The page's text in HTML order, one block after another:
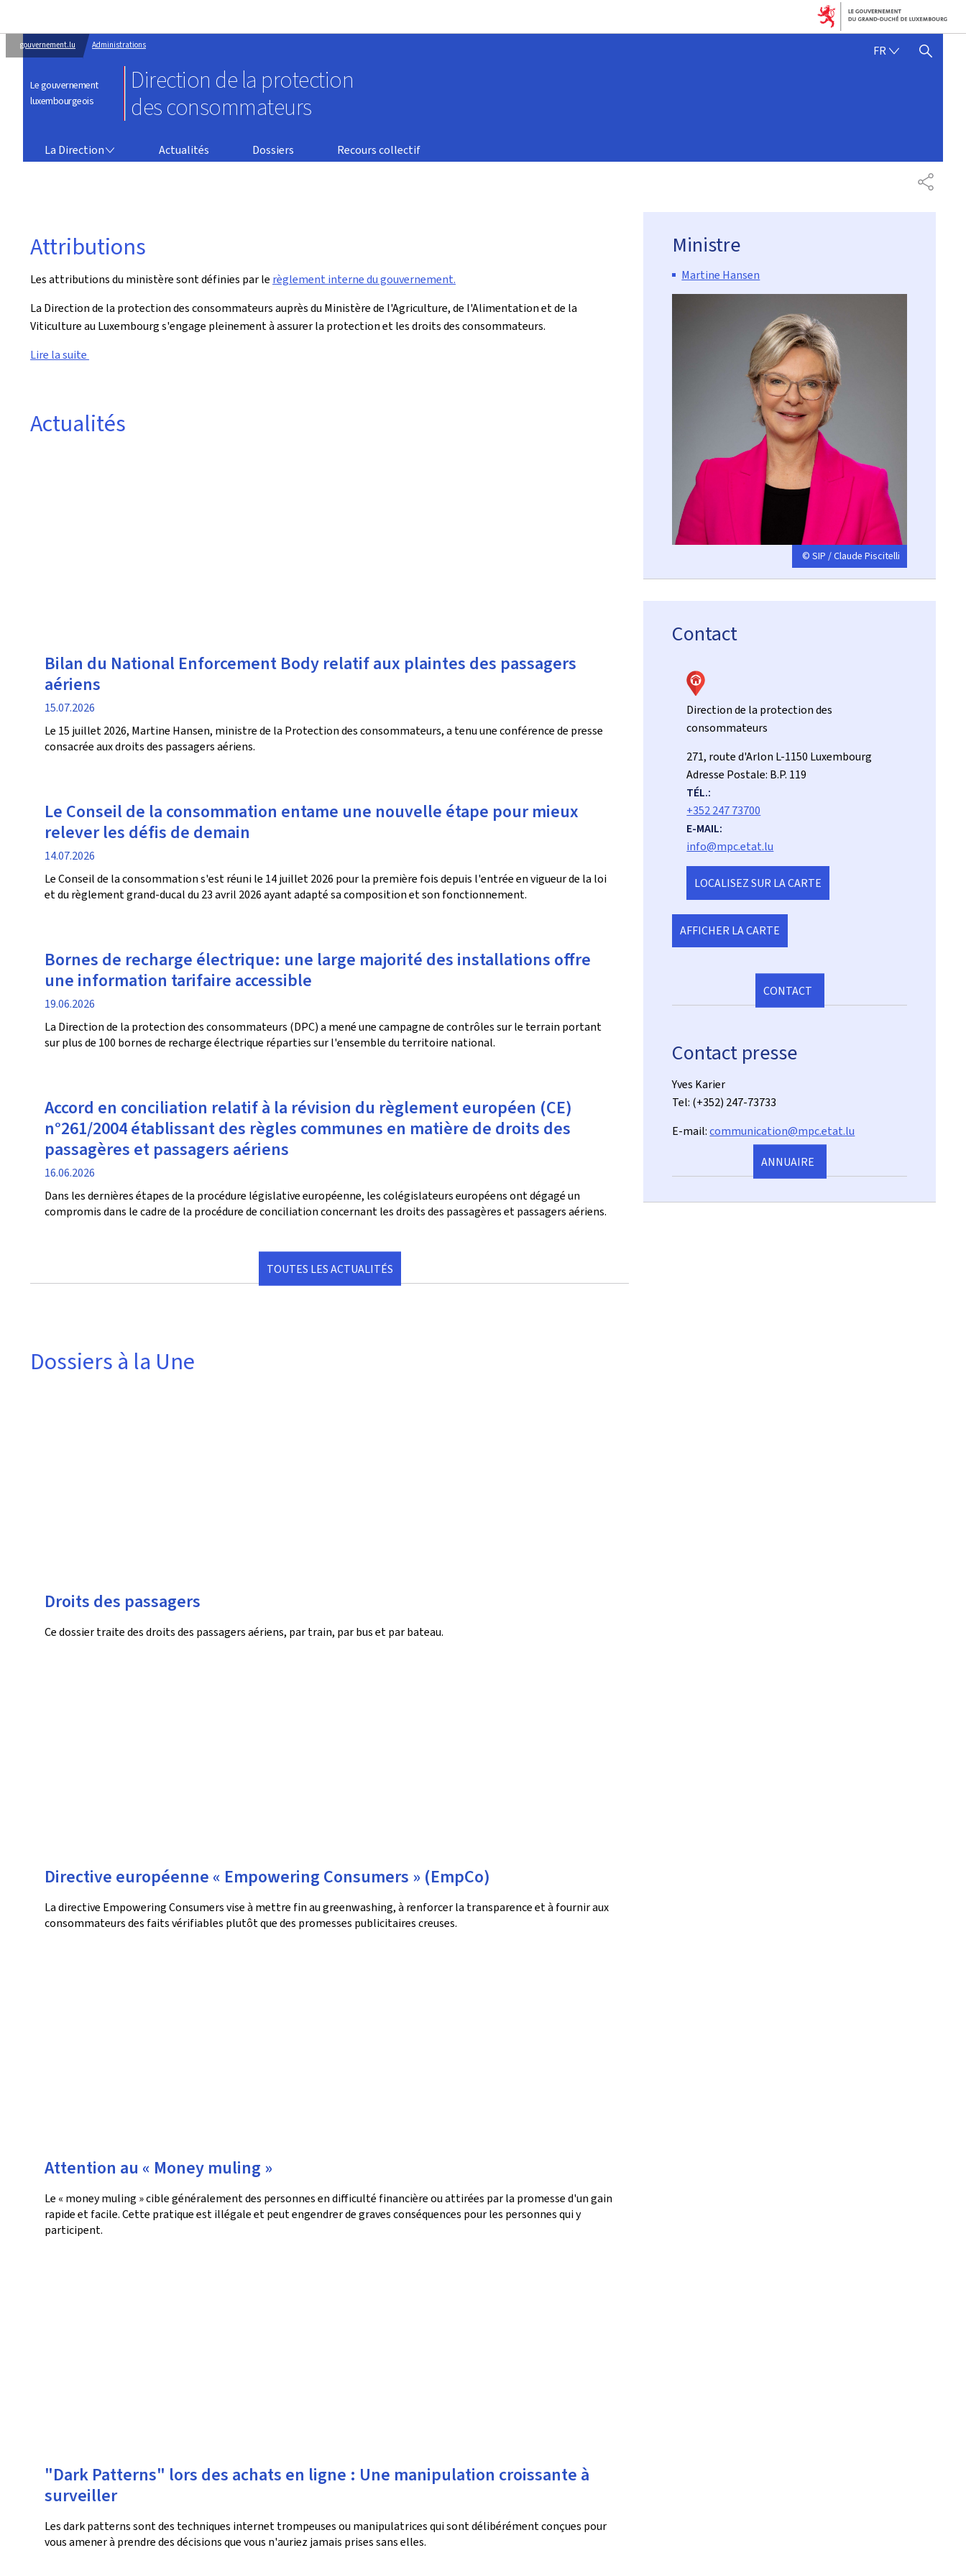
gouvernement.lu Administrations
Le gouvernement
luxembourgeois
Direction de la protection
des consommateurs
FRFRANÇAIS
AFFICHER / MASQUER
La Direction Actualités Dossiers
Recours collectif
Attributions
Les attributions du ministère sont définies par le règlement interne du gouvernement.
La Direction de la protection des consommateurs auprès du Ministère de l'Agriculture, de l'Alimentation et de la
Viticulture au Luxembourg s'engage pleinement à assurer la protection et les droits des consommateurs.
Lire la suite
Actualités
Bilan du National Enforcement Body relatif aux plaintes des passagers
aériens
date
de
publication
15.07.2026
Le 15 juillet 2026, Martine Hansen, ministre de la Protection des consommateurs, a tenu une conférence de presse
consacrée aux droits des passagers aériens.
Le Conseil de la consommation entame une nouvelle étape pour mieux
relever les défis de demain
date
de
publication
14.07.2026
Le Conseil de la consommation s'est réuni le 14 juillet 2026 pour la première fois depuis l'entrée en vigueur de la loi
et du règlement grand-ducal du 23 avril 2026 ayant adapté sa composition et son fonctionnement.
Bornes de recharge électrique: une large majorité des installations offre
une information tarifaire accessible
date
de
publication
19.06.2026
La Direction de la protection des consommateurs (DPC) a mené une campagne de contrôles sur le terrain portant
sur plus de 100 bornes de recharge électrique réparties sur l'ensemble du territoire national.
Accord en conciliation relatif à la révision du règlement européen (CE)
n°261/2004 établissant des règles communes en matière de droits des
passagères et passagers aériens
date
de
publication
16.06.2026
Dans les dernières étapes de la procédure législative européenne, les colégislateurs européens ont dégagé un
compromis dans le cadre de la procédure de conciliation concernant les droits des passagères et passagers aériens.
TOUTES LES ACTUALITÉS
Dossiers à la Une
Droits des passagers
Ce dossier traite des droits des passagers aériens, par train, par bus et par bateau.
Directive européenne « Empowering Consumers » (EmpCo)
La directive Empowering Consumers vise à mettre fin au greenwashing, à renforcer la transparence et à fournir aux
consommateurs des faits vérifiables plutôt que des promesses publicitaires creuses.
Attention au « Money muling »
Le « money muling » cible généralement des personnes en difficulté financière ou attirées par la promesse d'un gain
rapide et facile. Cette pratique est illégale et peut engendrer de graves conséquences pour les personnes qui y
participent.
"Dark Patterns" lors des achats en ligne : Une manipulation croissante à
surveiller
Les dark patterns sont des techniques internet trompeuses ou manipulatrices qui sont délibérément conçues pour
vous amener à prendre des décisions que vous n'auriez jamais prises sans elles.
Ministre
Martine Hansen
© SIP / Claude Piscitelli
Contact
Direction de la protection des
consommateurs
ADRESSE
:
271, route d'Arlon L-1150 Luxembourg
Adresse Postale: B.P. 119
TÉL.:
+352 247 73700
E-MAIL:
info@mpc.etat.lu
LOCALISEZ SUR LA CARTE
AFFICHER LA CARTE
CONTACT
Contact presse
Yves Karier
Tel: (+352) 247-73733
E-mail:communication@mpc.etat.lu
ANNUAIRE